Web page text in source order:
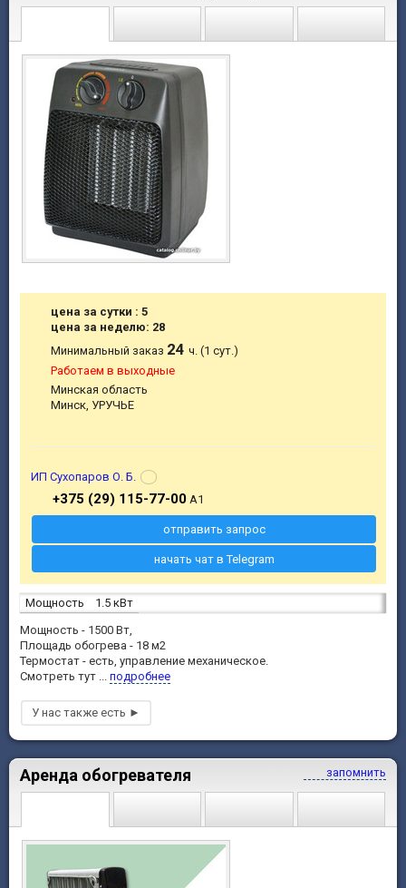
Мощность
1.5 кВт
Мощность - 1500 Вт,
Площадь обогрева - 18 м2
Термостат - есть, управление механическое.
Смотреть тут ... подробнее
цена за сутки : 5
цена за неделю: 28
Минимальный заказ 24ч. (1 сут.)
Работаем в выходные
Минская область
Минск, УРУЧЬЕ
ИП Сухопаров О. Б.
+375 (29) 115-77-00A1
отправить запрос
начать чат в Telegram
запомнить
Аренда обогревателя